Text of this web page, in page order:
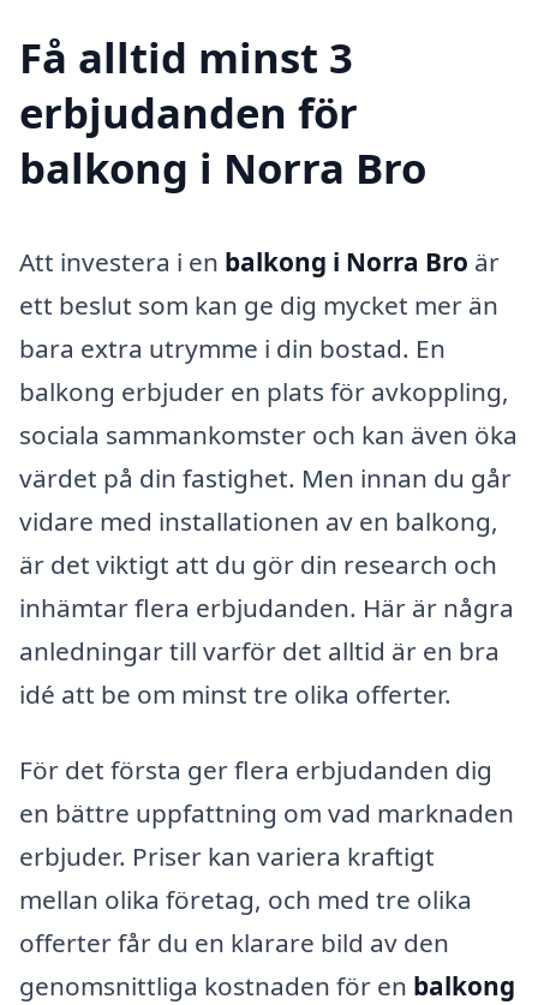
Få alltid minst 3
erbjudanden för
balkong i Norra Bro
Att investera i en balkong i Norra Bro är
ett beslut som kan ge dig mycket mer än
bara extra utrymme i din bostad. En
balkong erbjuder en plats för avkoppling,
sociala sammankomster och kan även öka
värdet på din fastighet. Men innan du går
vidare med installationen av en balkong,
är det viktigt att du gör din research och
inhämtar flera erbjudanden. Här är några
anledningar till varför det alltid är en bra
idé att be om minst tre olika offerter.
För det första ger flera erbjudanden dig
en bättre uppfattning om vad marknaden
erbjuder. Priser kan variera kraftigt
mellan olika företag, och med tre olika
offerter får du en klarare bild av den
genomsnittliga kostnaden för en balkong